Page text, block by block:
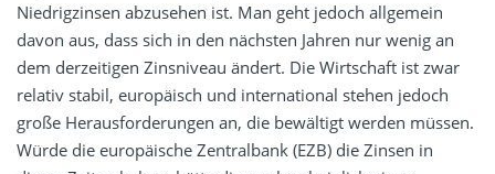
Niedrigzinsen abzusehen ist. Man geht jedoch allgemein
davon aus, dass sich in den nächsten Jahren nur wenig an
dem derzeitigen Zinsniveau ändert. Die Wirtschaft ist zwar
relativ stabil, europäisch und international stehen jedoch
große Herausforderungen an, die bewältigt werden müssen.
Würde die europäische Zentralbank (EZB) die Zinsen in